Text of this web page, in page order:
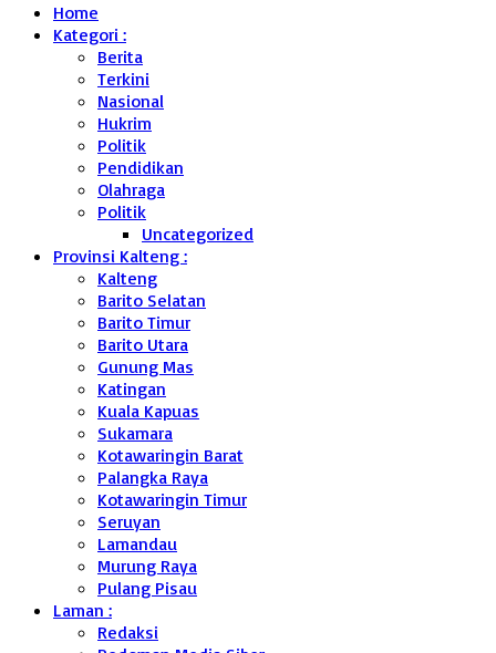
Home
Kategori :
Berita
Terkini
Nasional
Hukrim
Politik
Pendidikan
Olahraga
Politik
Uncategorized
Provinsi Kalteng :
Kalteng
Barito Selatan
Barito Timur
Barito Utara
Gunung Mas
Katingan
Kuala Kapuas
Sukamara
Kotawaringin Barat
Palangka Raya
Kotawaringin Timur
Seruyan
Lamandau
Murung Raya
Pulang Pisau
Laman :
Redaksi